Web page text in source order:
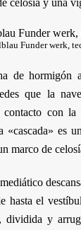
Funder werk,
de hormigón
que la
contacto con
«cascada» es
marco de
hasta el
dividida y